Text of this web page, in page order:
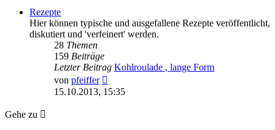
Rezepte
Hier können typische und ausgefallene Rezepte veröffentlicht,
diskutiert und 'verfeinert' werden.
28 Themen
159 Beiträge
Letzter Beitrag Kohlroulade , lange Form
von pfeiffer
Beitrag
15.10.2013, 15:35
Gehe zu